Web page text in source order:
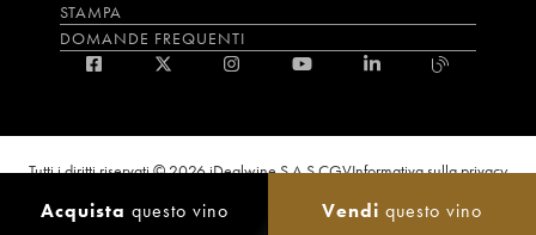
Acquista questo vino Vendi questo vino
STAMPA
DOMANDE FREQUENTI
Tutti i diritti riservati © 2026 iDealwine S.A.S.CGVInformativa sulla privacy
sito e dei servizi annessi è riservato solo agli utenti maggiorenni.